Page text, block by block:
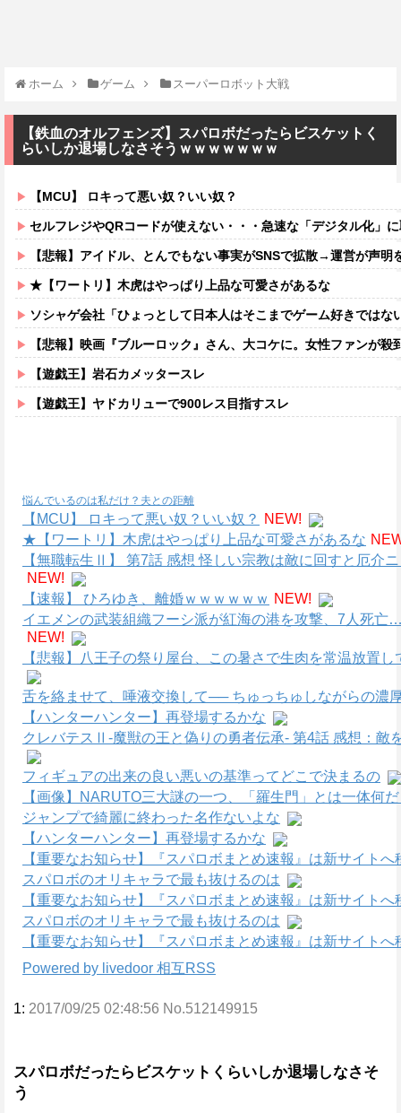
ホーム ゲーム スーパーロボット大戦
【鉄血のオルフェンズ】スパロボだったらビスケットく
らいしか退場しなさそうｗｗｗｗｗｗｗ
【MCU】 ロキって悪い奴？いい奴？
セルフレジやQRコードが使えない・・・急速な「デジタル化」に取り残され
【悲報】アイドル、とんでもない事実がSNSで拡散→運営が声明
★【ワートリ】木虎はやっぱり上品な可愛さがあるな
ソシャゲ会社「ひょっとして日本人はそこまでゲーム好きでは
【悲報】映画『ブルーロック』さん、大コケに。女性ファンが殺
【遊戯王】岩石カメッタースレ
【遊戯王】ヤドカリューで900レス目指すスレ
悩んでいるのは私だけ？夫との距離
【MCU】 ロキって悪い奴？いい奴？
NEW!
★【ワートリ】木虎はやっぱり上品な可愛さがあるな
【無職転生Ⅱ】 第7話 感想 怪しい宗教は敵に回すと厄介
NEW!
【速報】 ひろゆき、離婚ｗｗｗｗｗｗ NEW!
イエメンの武装組織フーシ派が紅海の港を攻撃、7人死亡
NEW!
【悲報】八王子の祭り屋台、この暑さで生肉を常温放置
舌を絡ませて、唾液交換して── ちゅっちゅしながらの濃
【ハンターハンター】再登場するかな
クレバテスⅡ-魔獣の王と偽りの勇者伝承- 第4話 感想：敵
フィギュアの出来の良い悪いの基準ってどこで決まるの
【画像】NARUTO三大謎の一つ、「羅生門」とは一体何
ジャンプで綺麗に終わった名作ないよな
【ハンターハンター】再登場するかな
【重要なお知らせ】『スパロボまとめ速報』は新サイトへ
スパロボのオリキャラで最も抜けるのは
【重要なお知らせ】『スパロボまとめ速報』は新サイトへ
スパロボのオリキャラで最も抜けるのは
【重要なお知らせ】『スパロボまとめ速報』は新サイトへ
Powered by livedoor 相互RSS
1: 2017/09/25 02:48:56 No.512149915
スパロボだったらビスケットくらいしか退場しなさそ
う